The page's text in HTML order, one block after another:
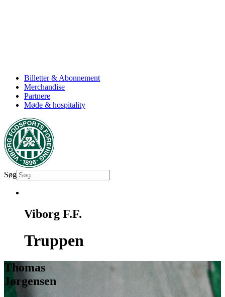
Billetter & Abonnement
Merchandise
Partnere
Møde & hospitality
Søg
Viborg F.F.
Truppen
Thomas
Jørgensen